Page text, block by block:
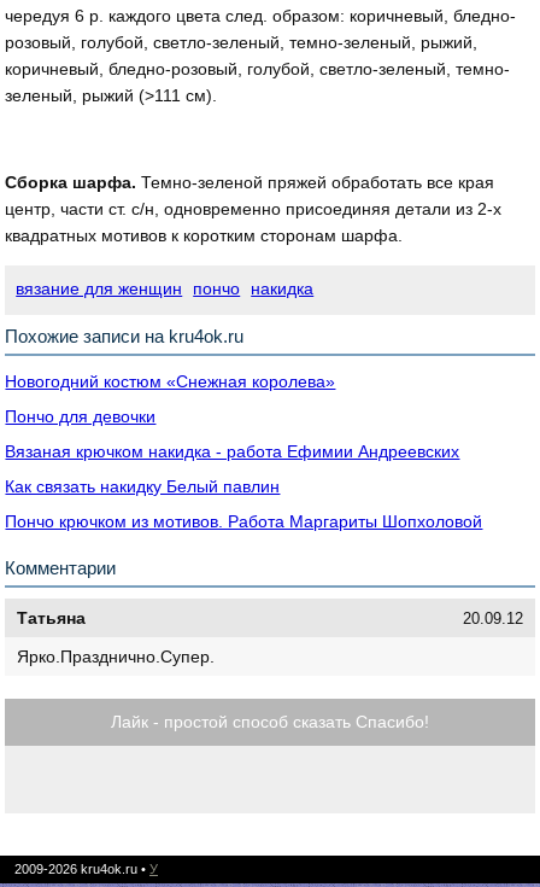
чередуя 6 р. каждого цвета след. образом: коричневый, бледно-
розовый, голубой, светло-зеленый, темно-зеленый, рыжий,
коричневый, бледно-розовый, голубой, светло-зеленый, темно-
зеленый, рыжий (>111 см).
Сборка шарфа. Темно-зеленой пряжей обработать все края
центр, части ст. с/н, одновременно присоединяя детали из 2-х
квадратных мотивов к коротким сторонам шарфа.
вязание для женщин пончо накидка
Похожие записи на kru4ok.ru
Новогодний костюм «Снежная королева»
Пончо для девочки
Вязаная крючком накидка - работа Ефимии Андреевских
Как связать накидку Белый павлин
Пончо крючком из мотивов. Работа Маргариты Шопхоловой
Комментарии
Татьяна 20.09.12
Ярко.Празднично.Супер.
Лайк - простой способ сказать Спасибо!
2009-2026 kru4ok.ru • У